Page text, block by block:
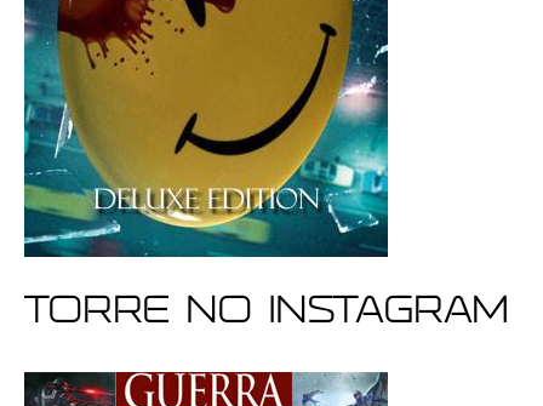
Torre no Instagram